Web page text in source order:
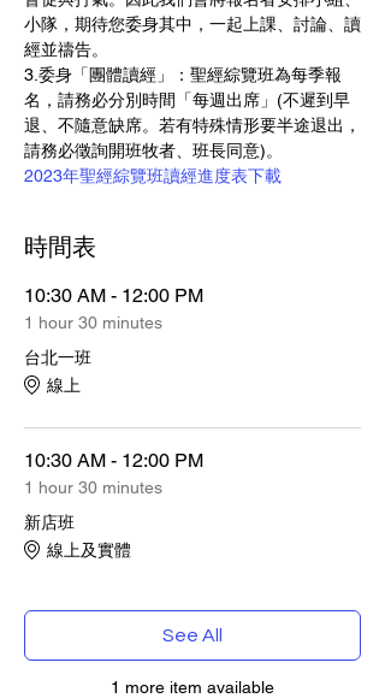
小隊，期待您委身其中，一起上課、討論、讀
經並禱告。
3.委身「團體讀經」：聖經綜覽班為每季報
名，請務必分別時間「每週出席」(不遲到早
退、不隨意缺席。若有特殊情形要半途退出，
請務必徵詢開班牧者、班長同意)。
2023年聖經綜覽班讀經進度表下載
時間表
10:30 AM - 12:00 PM
1 hour 30 minutes
台北一班
線上
10:30 AM - 12:00 PM
1 hour 30 minutes
新店班
線上及實體
1 more item available
See All